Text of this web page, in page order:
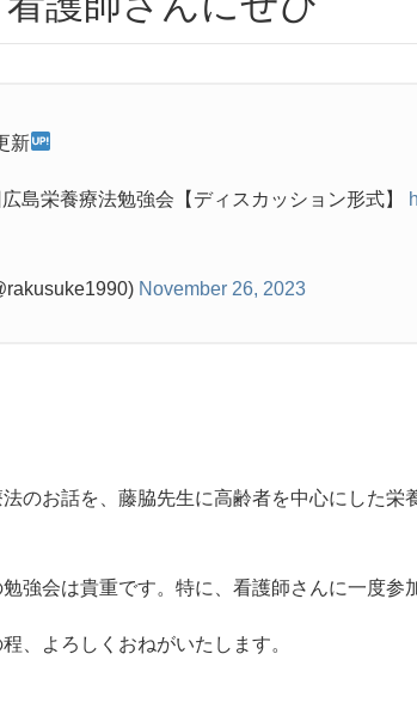
新
広島栄養療法勉強会【ディスカッション形式】
November 26, 2023
のお話を、藤脇先生に高齢者を中心にした栄
強会は貴重です。特に、看護師さんに一度参
、よろしくおねがいたします。